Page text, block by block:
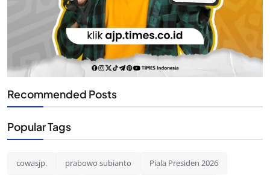
Recommended Posts
Popular Tags
cowasjp. prabowo subianto Piala Presiden 2026